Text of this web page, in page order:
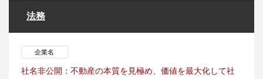
法務
企業名
社名非公開：不動産の本質を見極め、価値を最大化して社